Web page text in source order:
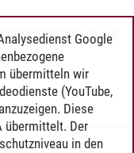
WiSe
Google
übermitteln wir
(YouTube,
Diese
übermittelt. Der
in den